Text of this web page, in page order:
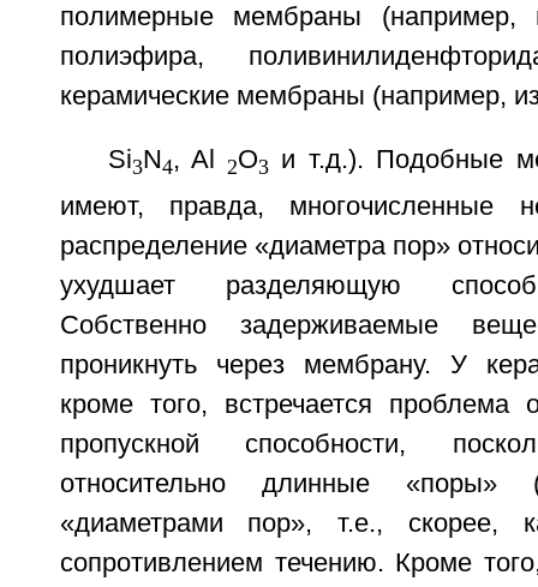
полимерные мембраны
полиэфира,
керамические мембраны (например,
Si3N4, Al 2O3 и т.д.). Подобные
имеют, правда, многочисленные
распределение «диаметра пор»
ухудшает разделяющую
Собственно задерживаемые
проникнуть через мембрану. У
кроме того, встречается проблема
пропускной способности,
относительно длинные
«диаметрами пор», т.е., скорее,
сопротивлением течению. Кроме